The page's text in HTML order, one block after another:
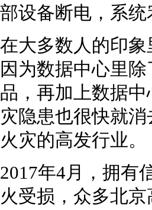
部设备断电，系
在大多数人的印
因为数据中心里
品，再加上数据
灾隐患也很快就
火灾的高发行业。
2017年4月，拥有
火受损，众多北